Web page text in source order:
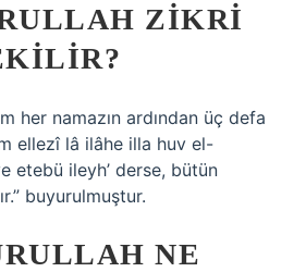
ZIKRI
her namazın ardından üç defa
ellezî lâ ilâhe illa huv el-
etebü ileyh’ derse, bütün
buyurulmuştur.
NE